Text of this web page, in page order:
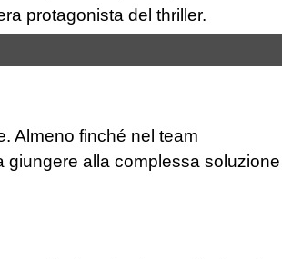
protagonista del thriller.
Almeno finché nel team
giungere alla complessa soluzione